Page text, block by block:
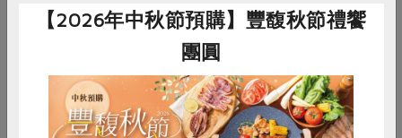
冷凍
暫無庫存
200公克
葷 冷凍
$220 暫無庫存
【2026年中秋節預購】豐馥秋節禮饗
團圓